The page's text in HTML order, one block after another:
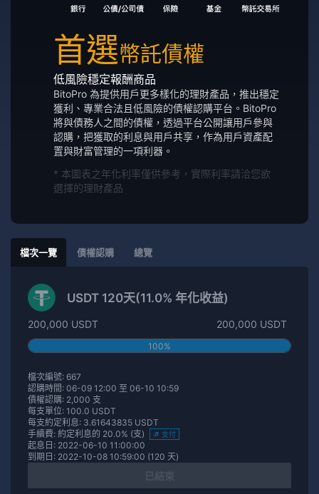
首選幣託債權
低風險穩定報酬商品
BitoPro 為提供用戶更多樣化的理財產品，推出穩定
獲利、專業合法且低風險的債權認購平台。BitoPro
將與債務人之間的債權，透過平台公開讓用戶參與
認購，把獲取的利息與用戶共享，作為用戶資產配
置與財富管理的一項利器。
* 本圖表之年化利率僅供參考，實際利率請洽您欲
選擇的理財產品
檔次一覽 債權認購 總覽
USDT 120天(11.0% 年化收益)
200,000 USDT 200,000 USDT
100%
檔次編號: 667
認購時間: 06-09 12:00 至 06-10 10:59
債權認購: 2,000 支
每支單位: 100.0 USDT
每支約定利息: 3.61643835 USDT
手續費: 約定利息的 20.0% (支)
支付
起息日: 2022-06-10 11:00:00
到期日: 2022-10-08 10:59:00 (120 天)